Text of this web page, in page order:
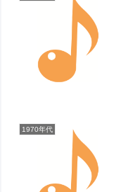
1970年代